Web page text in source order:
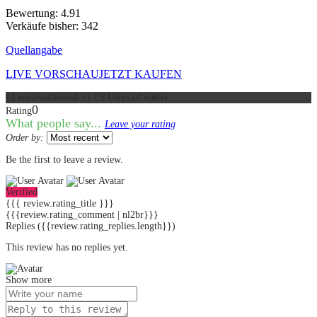
Bewertung: 4.91
Verkäufe bisher: 342
Quellangabe
LIVE VORSCHAUJETZT KAUFEN
Rating0
What people say... Leave your rating
Order by:
Be the first to leave a review.
Verified
{{{ review.rating_title }}}
{{{review.rating_comment | nl2br}}}
Replies ({{review.rating_replies.length}})
This review has no replies yet.
Show more